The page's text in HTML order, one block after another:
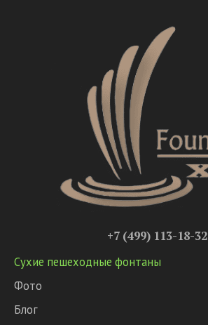
+7 (499) 113-18-32
Сухие пешеходные фонтаны
Фото
Блог